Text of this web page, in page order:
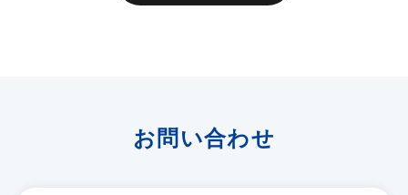
お問い合わせ